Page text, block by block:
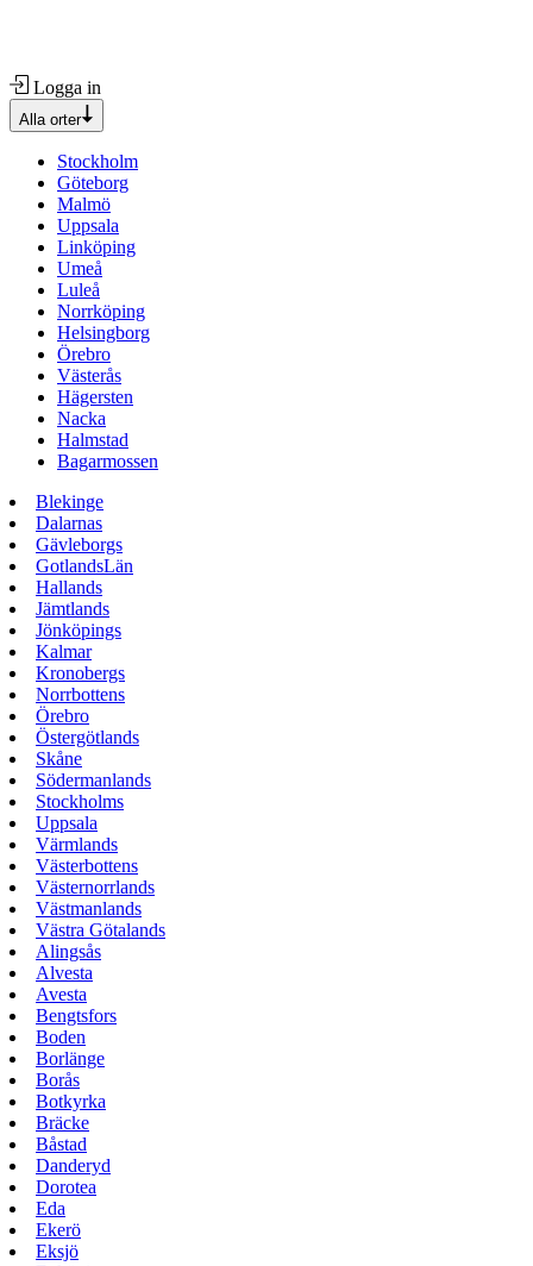
Logga in
Alla orter
Stockholm
Göteborg
Malmö
Uppsala
Linköping
Umeå
Luleå
Norrköping
Helsingborg
Örebro
Västerås
Hägersten
Nacka
Halmstad
Bagarmossen
Blekinge
Dalarnas
Gävleborgs
GotlandsLän
Hallands
Jämtlands
Jönköpings
Kalmar
Kronobergs
Norrbottens
Örebro
Östergötlands
Skåne
Södermanlands
Stockholms
Uppsala
Värmlands
Västerbottens
Västernorrlands
Västmanlands
Västra Götalands
Alingsås
Alvesta
Avesta
Bengtsfors
Boden
Borlänge
Borås
Botkyrka
Bräcke
Båstad
Danderyd
Dorotea
Eda
Ekerö
Eksjö